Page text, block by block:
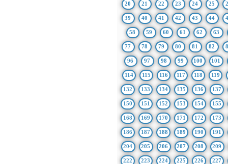
20 21 22 23 24 25
39 40 41 42 43 44
58 59 60 61 62 63
77 78 79 80 81 82
96 97 98 99 100 101
114 115 116 117 118 119
132 133 134 135 136 137
150 151 152 153 154 155
168 169 170 171 172 173
186 187 188 189 190 191
204 205 206 207 208 209
222 223 224 225 226 227